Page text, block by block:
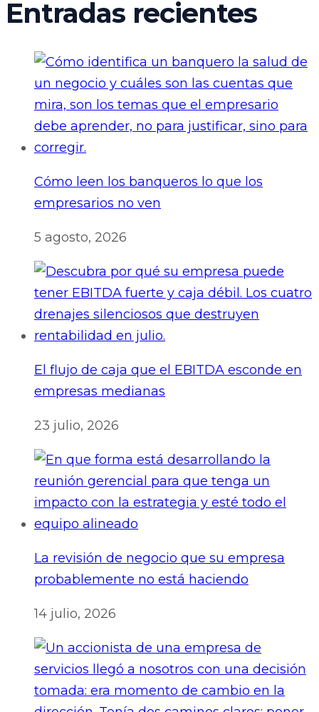
Entradas recientes
Cómo leen los banqueros lo que los
empresarios no ven
5 agosto, 2026
El flujo de caja que el EBITDA esconde en
empresas medianas
23 julio, 2026
La revisión de negocio que su empresa
probablemente no está haciendo
14 julio, 2026